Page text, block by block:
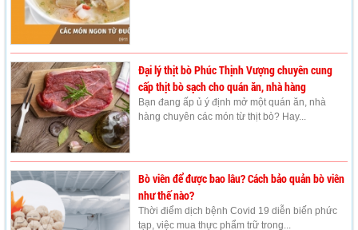
Đại lý thịt bò Phúc Thịnh Vượng chuyên cung
cấp thịt bò sạch cho quán ăn, nhà hàng
Bạn đang ấp ủ ý định mở một quán ăn, nhà
hàng chuyên các món từ thịt bò? Hay...
Bò viên để được bao lâu? Cách bảo quản bò viên
như thế nào?
Thời điểm dịch bệnh Covid 19 diễn biến phức
tạp, việc mua thực phẩm trữ trong...